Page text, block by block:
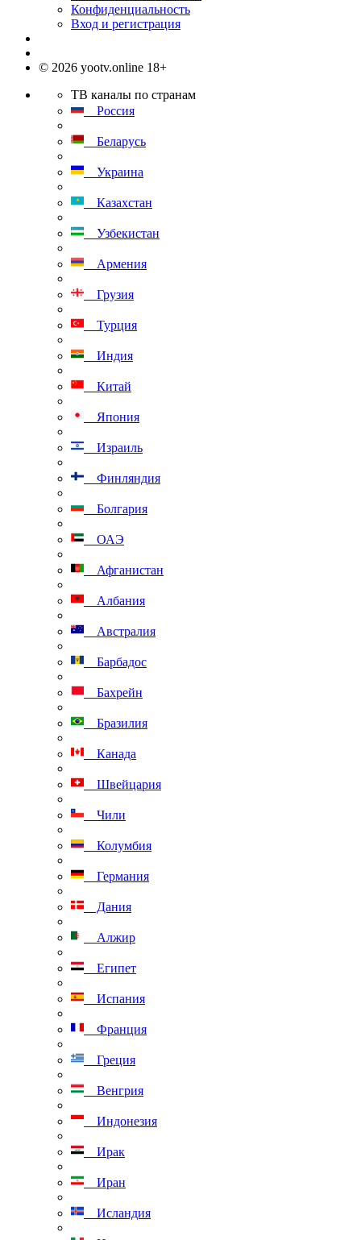
Конфиденциальность
Вход и регистрация
© 2026 yootv.online 18+
ТВ каналы по странам
Россия
Беларусь
Украина
Казахстан
Узбекистан
Армения
Грузия
Турция
Индия
Китай
Япония
Израиль
Финляндия
Болгария
ОАЭ
Афганистан
Албания
Австралия
Барбадос
Бахрейн
Бразилия
Канада
Швейцария
Чили
Колумбия
Германия
Дания
Алжир
Египет
Испания
Франция
Греция
Венгрия
Индонезия
Ирак
Иран
Исландия